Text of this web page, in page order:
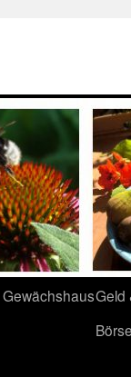
GewächshausGeld